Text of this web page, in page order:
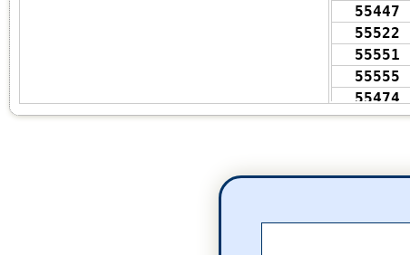
55447
55522
55551
55555
55474
55467
55417